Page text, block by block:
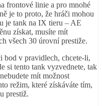
frontové linie a pro mnohé
je to proto, že hráči mohou
je tank na IX tieru – AE
získat, musíte mít
všech 30 úrovní prestiže.
bod v pravidlech, chcete-li,
si tento tank vyzvednete, tak
mít možnost
režim, které získáváte tím,
prestiž.